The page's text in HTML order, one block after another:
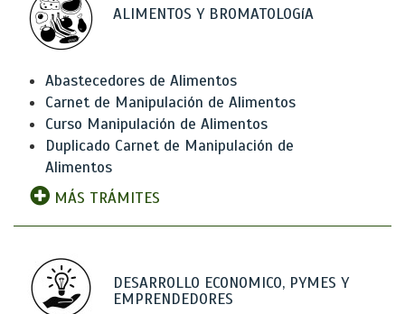
ALIMENTOS Y BROMATOLOGíA
Abastecedores de Alimentos
Carnet de Manipulación de Alimentos
Curso Manipulación de Alimentos
Duplicado Carnet de Manipulación de
Alimentos
MÁS TRÁMITES
DESARROLLO ECONOMICO, PYMES Y
EMPRENDEDORES